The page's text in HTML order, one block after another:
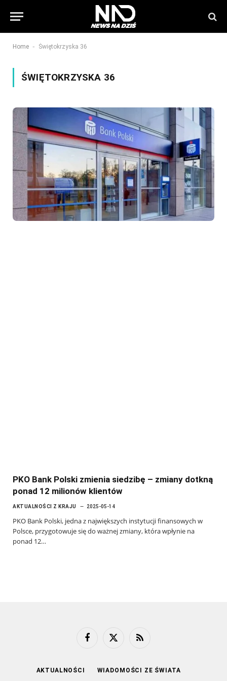
Home - Świętokrzyska 36
ŚWIĘTOKRZYSKA 36
PKO Bank Polski zmienia siedzibę – zmiany dotkną
ponad 12 milionów klientów
AKTUALNOŚCI Z KRAJU 2025-05-14
PKO Bank Polski, jedna z największych instytucji finansowych w
Polsce, przygotowuje się do ważnej zmiany, która wpłynie na
ponad 12…
FacebookX
RSS
AKTUALNOŚCI WIADOMOŚCI ZE ŚWIATA